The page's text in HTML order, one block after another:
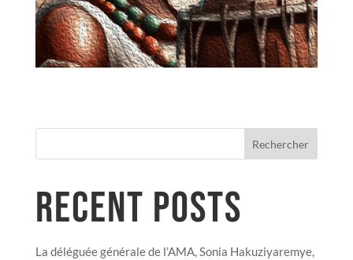
Rechercher
RECENT POSTS
La déléguée générale de l’AMA, Sonia Hakuziyaremye,